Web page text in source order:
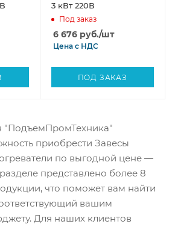
3 кВт 220В
Под заказ
6 676руб./шт
Цена с НДС
ПОД ЗАКАЗ
"ПодъемПромТехника"
приобрести Завесы
по выгодной цене —
представлено более 8
что поможет вам найти
вашим
Для наших клиентов